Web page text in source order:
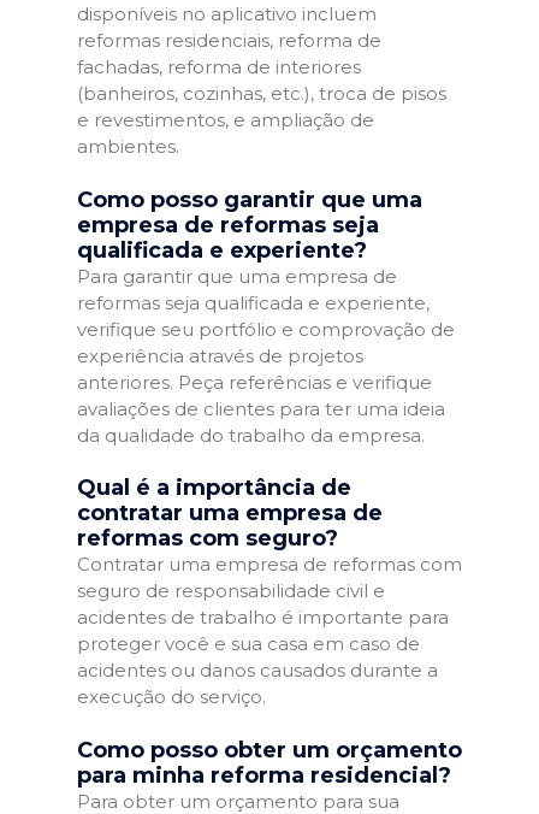
disponíveis no aplicativo incluem
reformas residenciais, reforma de
fachadas, reforma de interiores
(banheiros, cozinhas, etc.), troca de pisos
e revestimentos, e ampliação de
ambientes.
Como posso garantir que uma
empresa de reformas seja
qualificada e experiente?
Para garantir que uma empresa de
reformas seja qualificada e experiente,
verifique seu portfólio e comprovação de
experiência através de projetos
anteriores. Peça referências e verifique
avaliações de clientes para ter uma ideia
da qualidade do trabalho da empresa.
Qual é a importância de
contratar uma empresa de
reformas com seguro?
Contratar uma empresa de reformas com
seguro de responsabilidade civil e
acidentes de trabalho é importante para
proteger você e sua casa em caso de
acidentes ou danos causados durante a
execução do serviço.
Como posso obter um orçamento
para minha reforma residencial?
Para obter um orçamento para sua